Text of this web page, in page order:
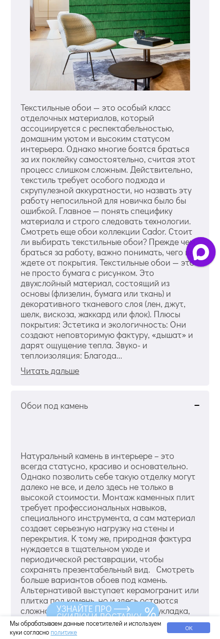
Текстильные обои — это особый класс
отделочных материалов, который
ассоциируется с респектабельностью,
домашним уютом и высоким статусом
интерьера. Однако многие боятся браться
за их поклейку самостоятельно, считая этот
процесс слишком сложным. Действительно,
текстиль требует особого подхода и
скрупулезной аккуратности, но назвать эту
работу непосильной для новичка было бы
ошибкой. Главное — понять специфику
материала и строго следовать технологии.
Смотреть еще обои коллекции Cador. Стоит
ли выбирать текстильные обои? Прежде чем
браться за работу, важно понимать, чего вы
ждете от покрытия. Текстильные обои — это
не просто бумага с рисунком. Это
двухслойный материал, состоящий из
основы (флизелин, бумага или ткань) и
декоративного тканевого слоя (лен, джут,
шелк, вискоза, жаккард или флок). Плюсы
покрытия: Эстетика и экологичность: Они
создают неповторимую фактуру, «дышат» и
дарят ощущение тепла. Звуко- и
теплоизоляция: Благода...
Читать дальше
Обои под камень
Натуральный камень в интерьере – это
всегда статусно, красиво и основательно.
Однако позволить себе такую отделку могут
далеко не все, и дело здесь не только в
высокой стоимости. Монтаж каменных плит
требует профессиональных навыков,
специального инструмента, а сам материал
создает серьезную нагрузку на стены и
перекрытия. К тому же, природная фактура
нуждается в тщательном уходе и
периодической реставрации, чтобы
сохранять презентабельный вид. Смотреть
больше вариантов обоев под камень.
Альтернативой выступает керамогранит или
плитка под камень, но и здесь остаются
сложности: пыльная и трудоемкая укладка,
необходимость идеально ровного основания
и высокая цена качественного материала.
Мы обрабатываем данные посетителей и используем
куки согласно политике ОК
УЗНАЙТЕ ПРО
СКИДКУ И ДОСТАВКУ